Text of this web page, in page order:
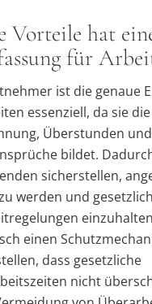
Vorteile hat
für
ist die genaue
essenziell, da sie
Überstunden und
bildet.
sicherstellen,
werden und
einen
dass gesetzliche
nicht